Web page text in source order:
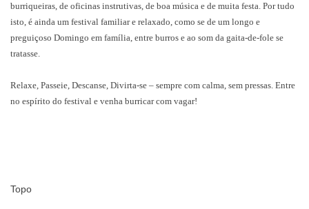
burriqueiras, de oficinas instrutivas, de boa música e de muita festa. Por tudo
isto, é ainda um festival familiar e relaxado, como se de um longo e
preguiçoso Domingo em família, entre burros e ao som da gaita-de-fole se
tratasse.
Relaxe, Passeie, Descanse, Divirta-se – sempre com calma, sem pressas. Entre
no espírito do festival e venha burricar com vagar!
Topo